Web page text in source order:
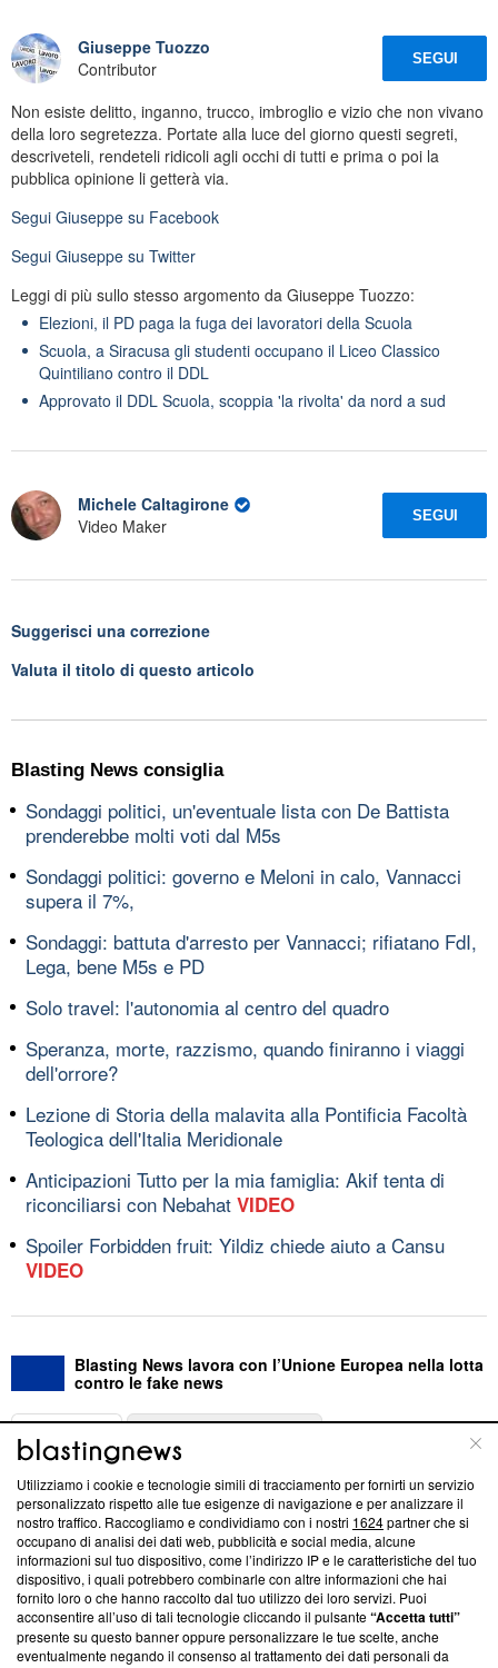
Giuseppe Tuozzo
Contributor
SEGUI
Non esiste delitto, inganno, trucco, imbroglio e vizio che non vivano
della loro segretezza. Portate alla luce del giorno questi segreti,
descriveteli, rendeteli ridicoli agli occhi di tutti e prima o poi la
pubblica opinione li getterà via.
Segui Giuseppe su Facebook
Segui Giuseppe su Twitter
Leggi di più sullo stesso argomento da Giuseppe Tuozzo:
Elezioni, il PD paga la fuga dei lavoratori della Scuola
Scuola, a Siracusa gli studenti occupano il Liceo Classico
Quintiliano contro il DDL
Approvato il DDL Scuola, scoppia 'la rivolta' da nord a sud
Michele Caltagirone
Video Maker
SEGUI
Suggerisci una correzione
Valuta il titolo di questo articolo
Blasting News consiglia
Sondaggi politici, un'eventuale lista con De Battista
prenderebbe molti voti dal M5s
Sondaggi politici: governo e Meloni in calo, Vannacci
supera il 7%,
Sondaggi: battuta d'arresto per Vannacci; rifiatano FdI,
Lega, bene M5s e PD
Solo travel: l'autonomia al centro del quadro
Speranza, morte, razzismo, quando finiranno i viaggi
dell'orrore?
Lezione di Storia della malavita alla Pontificia Facoltà
Teologica dell'Italia Meridionale
Anticipazioni Tutto per la mia famiglia: Akif tenta di
riconciliarsi con Nebahat VIDEO
Spoiler Forbidden fruit: Yildiz chiede aiuto a Cansu
VIDEO
Blasting News lavora con l’Unione Europea nella lotta
contro le fake news
ABOUT
Questa sezione offre informazioni trasparenti su Blasting
News, sui nostri processi editoriali e su come ci impegniamo a
creare news di qualità. Inoltre, afferma la nostra aderenza a
‘Trust Project - News with Integrity’Blasting News non è
ancora membro del programma, ma ha richiesto di farne
parte; Trust Project non ha ancora effettuato una verifica di
conformità agli standard.
Utilizziamo i cookie e tecnologie simili di tracciamento per fornirti un servizio
personalizzato rispetto alle tue esigenze di navigazione e per analizzare il
nostro traffico. Raccogliamo e condividiamo con i nostri 1624partner che si
occupano di analisi dei dati web, pubblicità e social media, alcune
informazioni sul tuo dispositivo, come l’indirizzo IP e le caratteristiche del tuo
dispositivo, i quali potrebbero combinarle con altre informazioni che hai
fornito loro o che hanno raccolto dal tuo utilizzo dei loro servizi. Puoi
acconsentire all’uso di tali tecnologie cliccando il pulsante“Accetta tutti”
presente su questo banner oppure personalizzare le tue scelte, anche
eventualmente negando il consenso al trattamento dei dati personali da